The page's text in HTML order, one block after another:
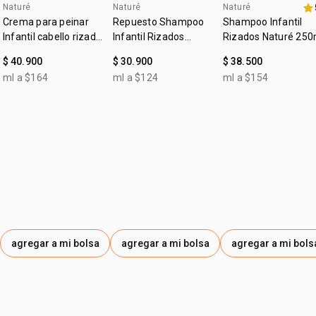
4u al 40%
Naturé
Crema para peinar
Infantil cabello rizado
$ 40.900
ml a $164
agregar a mi bolsa
4u al 40%
Naturé
Repuesto Shampoo
Infantil Rizados
$ 30.900
ml a $124
agregar a mi bolsa
Naturé
Shampoo Infantil
Rizados Naturé
$ 38.500
ml a $154
agregar a mi